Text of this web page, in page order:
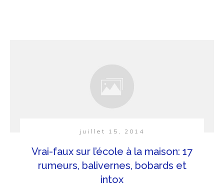
juillet 15, 2014
Vrai-faux sur l’école à la maison: 17
rumeurs, balivernes, bobards et
intox